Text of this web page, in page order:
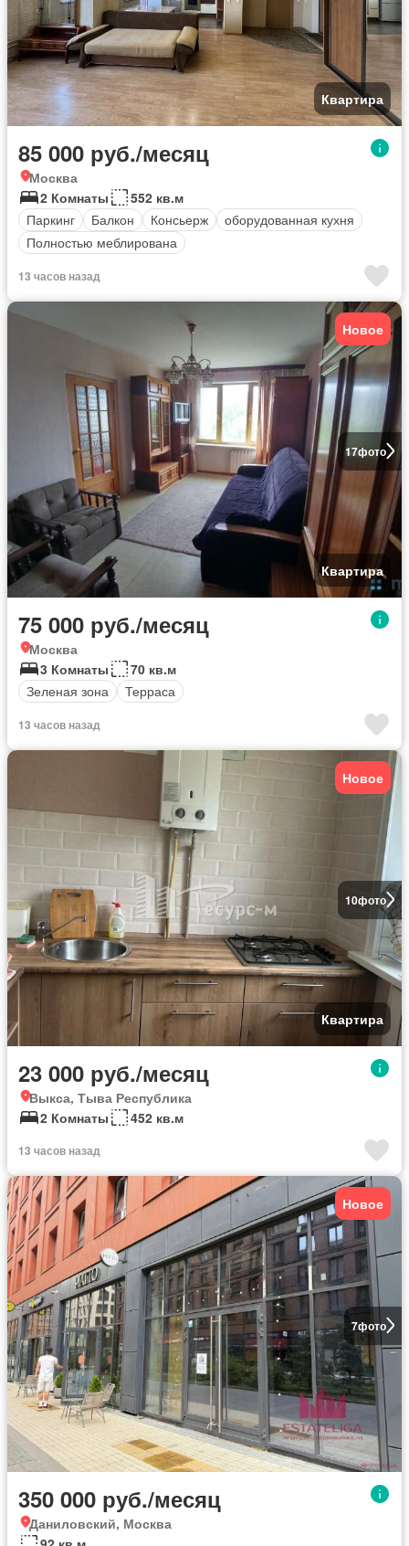
Квартира
85 000 руб./месяц
Москва
2 Комнаты
552 кв.м
Паркинг
Балкон Консьерж
оборудованная кухня
Полностью меблирована
13 часов назад
17фото
Новое
Квартира
75 000 руб./месяц
Москва
3 Комнаты
70 кв.м
Зеленая зона
Терраса
13 часов назад
10фото
Новое
Квартира
23 000 руб./месяц
Выкса, Тыва Республика
2 Комнаты
452 кв.м
13 часов назад
7фото
Новое
350 000 руб./месяц
Даниловский, Москва